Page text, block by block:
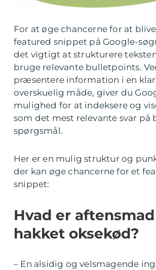
For at øge chancerne for at
featured snippet på Google-
det vigtigt at strukturere
bruge relevante bulletpoints.
præsentere information i en
overskuelig måde, giver du
mulighed for at indeksere og
som det mest relevante svar på
spørgsmål.
Her er en mulig struktur og
der kan øge chancerne for et
snippet:
Hvad er
hakket oksekød?
– En alsidig og velsmagende